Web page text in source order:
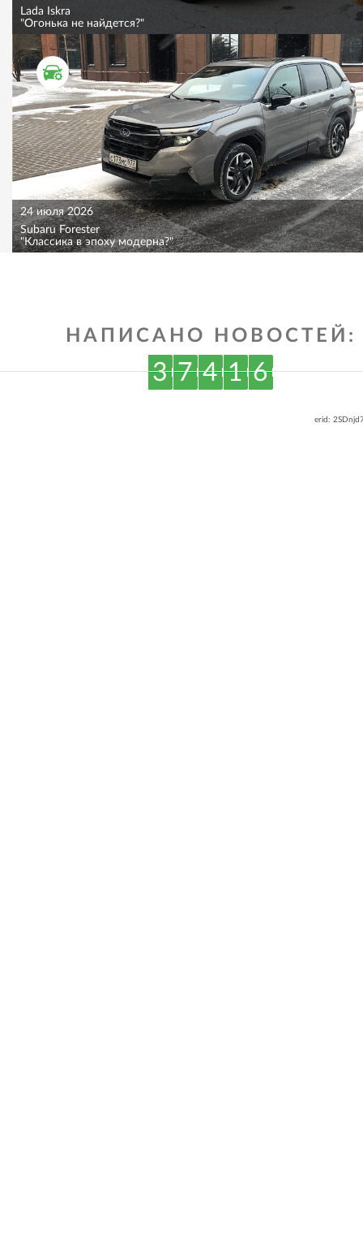
Lada Iskra
"Огонька не найдется?"
ТЕСТ ДРАЙВ
24 июля 2026
Subaru Forester
"Классика в эпоху модерна?"
НАПИСАНО НОВОСТЕЙ:
3 7 4 1 6
erid: